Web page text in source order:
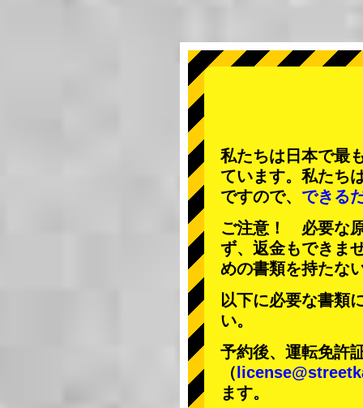
私たちは日本で最
ています。私たち
ですので、 できる
ご注意！ 必要な
ず、返金もできま
めの書類を持たな
以下に必要な書類
い。
予約後、運転免許
（
ます。